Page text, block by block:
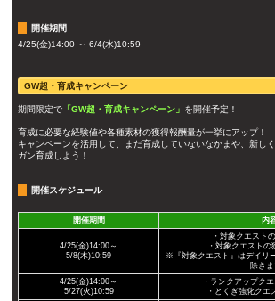
開催期間
4/25(金)14:00 ～ 6/4(水)10:59
GW超・育成キャンペーン
期間限定で 「GW超・育成キャンペーン」 を開催予定！
育成に必要な経験値や各種素材の獲得報酬量が一挙にアップ！
キャンペーンを活用して、まだ育成していないなかまや、新し
ガン育成しよう！
開催スケジュール
開催期間 内
4/25(金)14:00～
5/8(木)10:59
・対象クエスト
・対象クエスト
※『対象クエスト』はデイリ
除きま
4/25(金)14:00～
5/27(火)10:59
・ランクアップク
・とくぎ強化クエ